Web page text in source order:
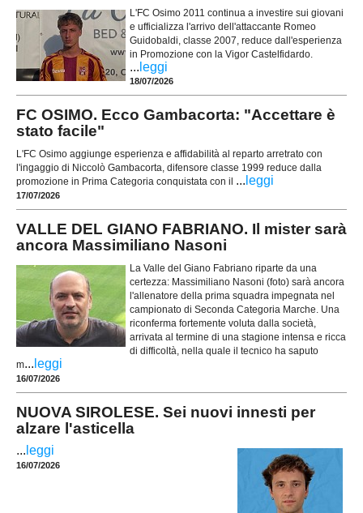
L'FC Osimo 2011 continua a investire sui giovani
e ufficializza l'arrivo dell'attaccante Romeo
Guidobaldi, classe 2007, reduce dall'esperienza
in Promozione con la Vigor Castelfidardo.
... leggi
18/07/2026
FC OSIMO. Ecco Gambacorta: "Accettare è
stato facile"
L'FC Osimo aggiunge esperienza e affidabilità al reparto arretrato con
l'ingaggio di Niccolò Gambacorta, difensore classe 1999 reduce dalla
promozione in Prima Categoria conquistata con il ... leggi
17/07/2026
VALLE DEL GIANO FABRIANO. Il mister sarà
ancora Massimiliano Nasoni
La Valle del Giano Fabriano riparte da una
certezza: Massimiliano Nasoni (foto) sarà ancora
l'allenatore della prima squadra impegnata nel
campionato di Seconda Categoria Marche. Una
riconferma fortemente voluta dalla società,
arrivata al termine di una stagione intensa e ricca
di difficoltà, nella quale il tecnico ha saputo
m... leggi
16/07/2026
NUOVA SIROLESE. Sei nuovi innesti per
alzare l'asticella
... leggi
16/07/2026